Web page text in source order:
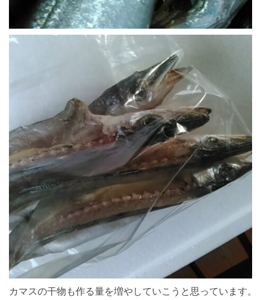
カマスの干物も作る量を増やしていこうと思っています。